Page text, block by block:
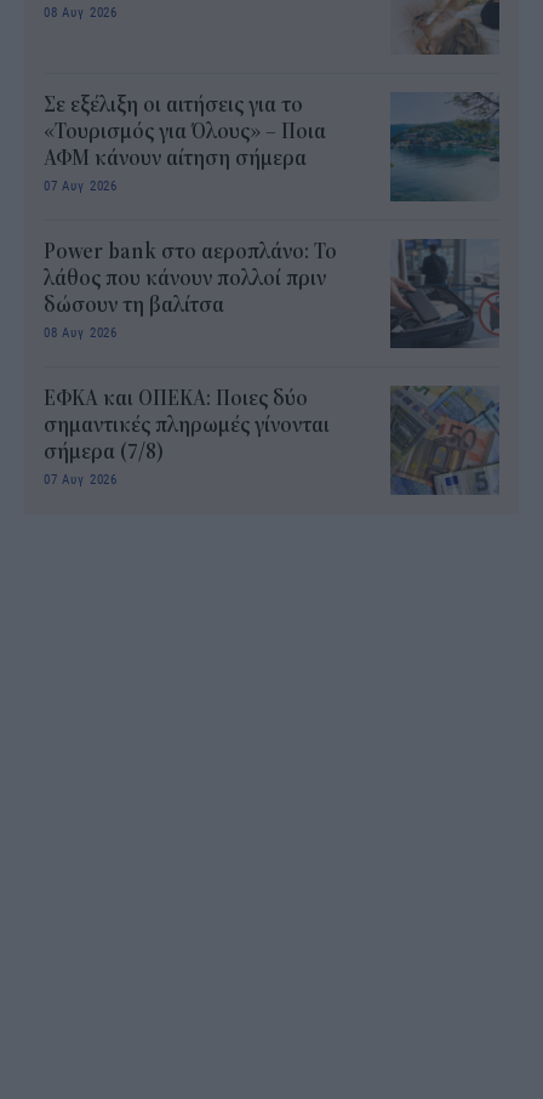
08 Αυγ 2026
Σε εξέλιξη οι αιτήσεις για το
«Τουρισμός για Όλους» – Ποια
ΑΦΜ κάνουν αίτηση σήμερα
07 Αυγ 2026
Power bank στο αεροπλάνο: Το
λάθος που κάνουν πολλοί πριν
δώσουν τη βαλίτσα
08 Αυγ 2026
ΕΦΚΑ και ΟΠΕΚΑ: Ποιες δύο
σημαντικές πληρωμές γίνονται
σήμερα (7/8)
07 Αυγ 2026